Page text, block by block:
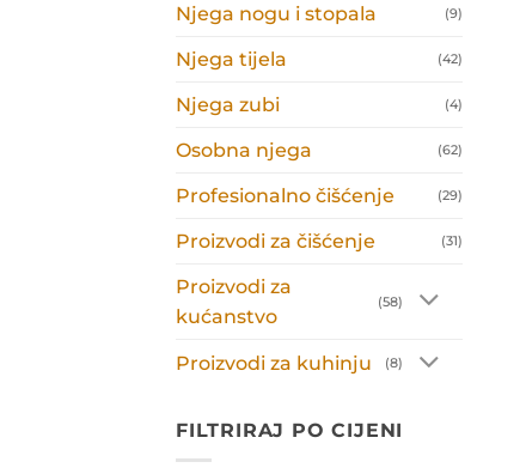
Njega nogu i stopala (9)
Njega tijela (42)
Njega zubi (4)
Osobna njega (62)
Profesionalno čišćenje (29)
Proizvodi za čišćenje (31)
Proizvodi za
kućanstvo
(58)
Proizvodi za kuhinju (8)
FILTRIRAJ PO CIJENI